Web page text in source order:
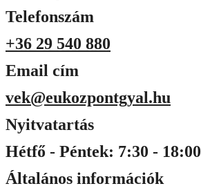
Telefonszám
+36 29 540 880
Email cím
vek@eukozpontgyal.hu
Nyitvatartás
Hétfő - Péntek: 7:30 - 18:00
Általános információk